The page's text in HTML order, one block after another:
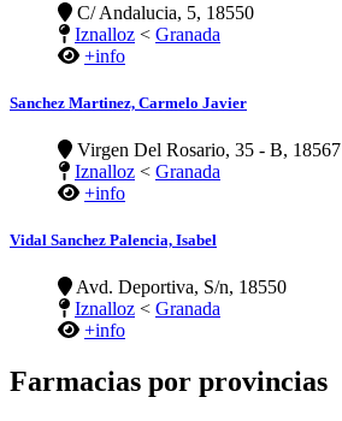
C/ Andalucia, 5, 18550
Iznalloz < Granada
+info
Sanchez Martinez, Carmelo Javier
Virgen Del Rosario, 35 - B, 18567
Iznalloz < Granada
+info
Vidal Sanchez Palencia, Isabel
Avd. Deportiva, S/n, 18550
Iznalloz < Granada
+info
Farmacias por provincias